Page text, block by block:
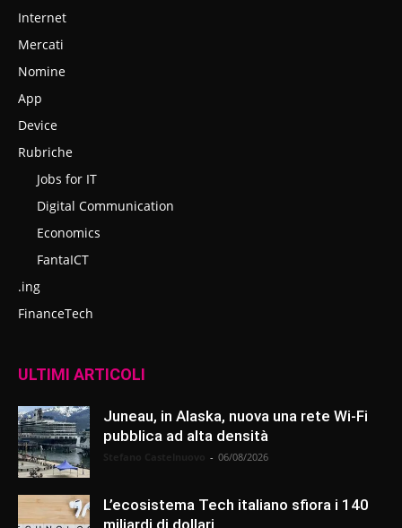
Internet
Mercati
Nomine
App
Device
Rubriche
Jobs for IT
Digital Communication
Economics
FantaICT
.ing
FinanceTech
ULTIMI ARTICOLI
Juneau, in Alaska, nuova una rete Wi-Fi
pubblica ad alta densità
- 06/08/2026
L’ecosistema Tech italiano sfiora i 140
miliardi di dollari